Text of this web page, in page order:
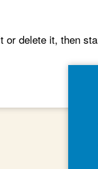
or delete it, then